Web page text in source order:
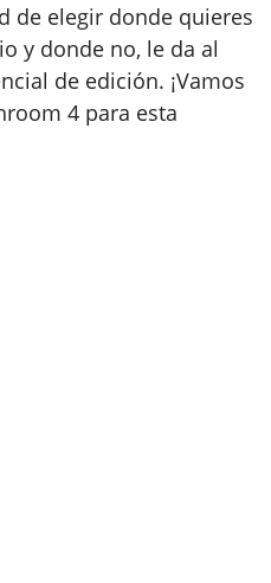
de elegir donde quieres
y donde no, le da al
de edición. ¡Vamos
4 para esta